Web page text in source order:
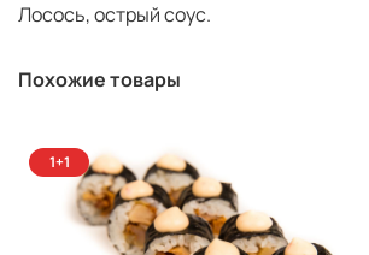
Лосось, острый соус.
Похожие товары